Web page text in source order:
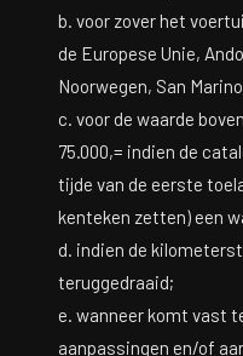
b. voor zover het
de Europese Unie,
Noorwegen, San
c. voor de waarde
75.000,= indien de
tijde van de eerste
kenteken zetten) een
d. indien de
teruggedraaid;
e. wanneer komt vast
aanpassingen en/of